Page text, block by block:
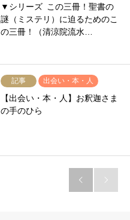
▼シリーズ この三冊！聖書の
謎（ミステリ）に迫るためのこ
の三冊！（清涼院流水…
記事 出会い・本・人
【出会い・本・人】お釈迦さま
の手のひら
 